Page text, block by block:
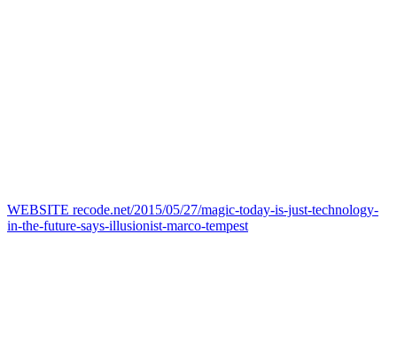
WEBSITE recode.net/2015/05/27/magic-today-is-just-technology-
in-the-future-says-illusionist-marco-tempest